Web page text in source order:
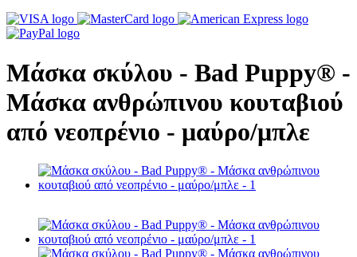
Μάσκα σκύλου - Bad Puppy® -
Μάσκα ανθρώπινου κουταβιού
από νεοπρένιο - μαύρο/μπλε